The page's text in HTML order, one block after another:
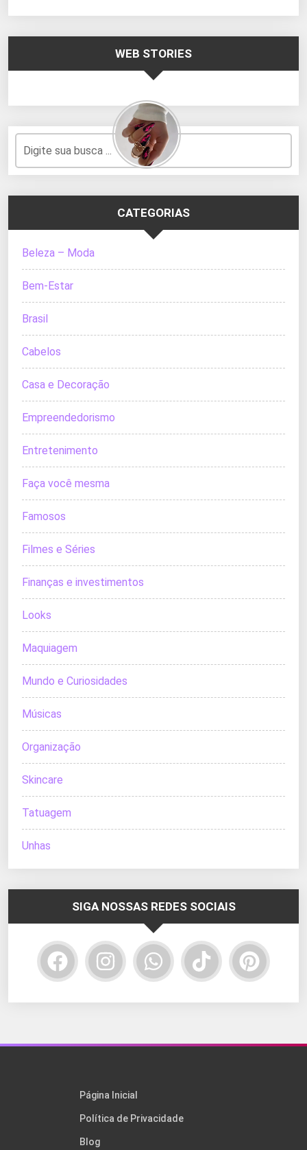
WEB STORIES
CATEGORIAS
Beleza – Moda
Bem-Estar
Brasil
Cabelos
Casa e Decoração
Empreendedorismo
Entretenimento
Faça você mesma
Famosos
Filmes e Séries
Finanças e investimentos
Looks
Maquiagem
Mundo e Curiosidades
Músicas
Organização
Skincare
Tatuagem
Unhas
SIGA NOSSAS REDES SOCIAIS
Página Inicial
Política de Privacidade
Blog